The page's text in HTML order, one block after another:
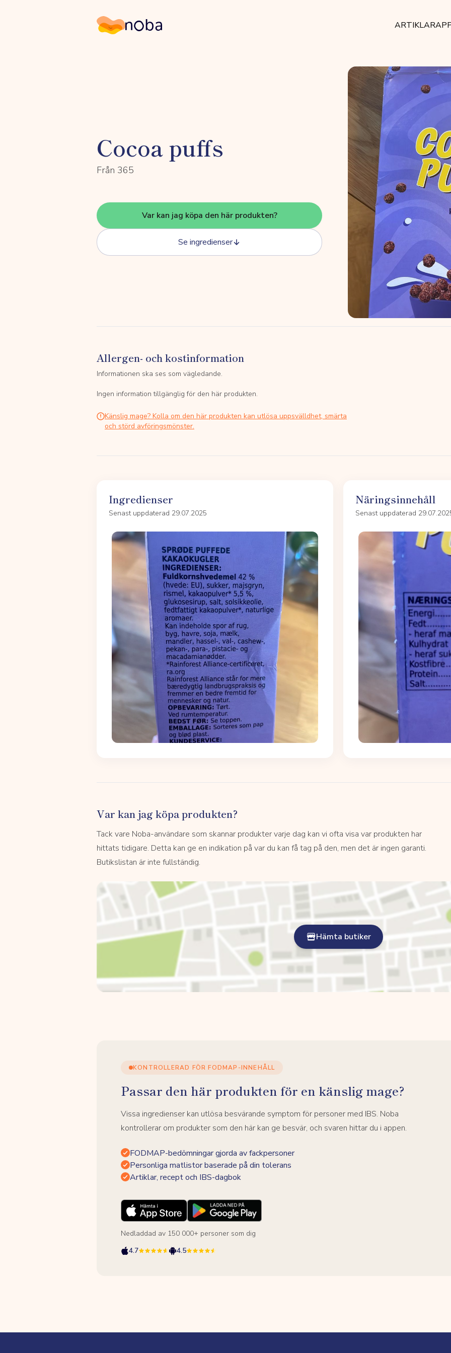
Noba ARTIKLAR
Cocoa puffs
Från 365
Var kan jag köpa den här produkten?
Se ingredienser
Allergen- och kostinformation
Informationen ska ses som vägledande.
Ingen information tillgänglig för den här produkten.
Känslig mage? Kolla om den här produkten kan utlösa uppsvälldhet, smärta
och störd avföringsmönster.
Ingredienser
Senast uppdaterad 29.07.2025
Näringsinnehåll
Senast uppdaterad
Var kan jag köpa produkten?
Tack vare Noba-användare som skannar produkter varje dag kan vi ofta visa var produkten har
hittats tidigare. Detta kan ge en indikation på var du kan få tag på den, men det är ingen garanti.
Butikslistan är inte fullständig.
Hämta butiker
KONTROLLERAD FÖR FODMAP-INNEHÅLL
Passar den här produkten för en känslig mage?
Vissa ingredienser kan utlösa besvärande symptom för personer med IBS. Noba
kontrollerar om produkter som den här kan ge besvär, och svaren hittar du i appen.
FODMAP-bedömningar gjorda av fackpersoner
Personliga matlistor baserade på din tolerans
Artiklar, recept och IBS-dagbok
Nedladdad av 150 000+ personer som dig
4.7
4.5